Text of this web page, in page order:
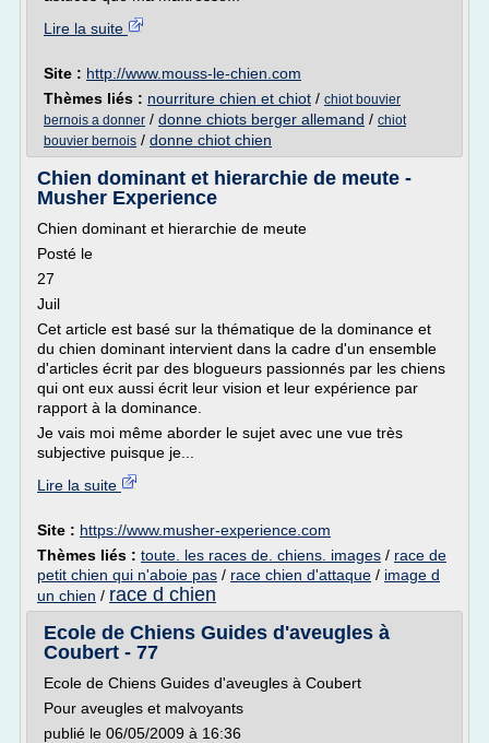
Lire la suite
Site : http://www.mouss-le-chien.com
Thèmes liés : nourriture chien et chiot / chiot bouvier
bernois a donner / donne chiots berger allemand / chiot
bouvier bernois / donne chiot chien
Chien dominant et hierarchie de meute -
Musher Experience
Chien dominant et hierarchie de meute
Posté le
27
Juil
Cet article est basé sur la thématique de la dominance et
du chien dominant intervient dans la cadre d'un ensemble
d'articles écrit par des blogueurs passionnés par les chiens
qui ont eux aussi écrit leur vision et leur expérience par
rapport à la dominance.
Je vais moi même aborder le sujet avec une vue très
subjective puisque je...
Lire la suite
Site : https://www.musher-experience.com
Thèmes liés : toute. les races de. chiens. images / race de
petit chien qui n'aboie pas / race chien d'attaque / image d
un chien / race d chien
Ecole de Chiens Guides d'aveugles à
Coubert - 77
Ecole de Chiens Guides d'aveugles à Coubert
Pour aveugles et malvoyants
publié le 06/05/2009 à 16:36